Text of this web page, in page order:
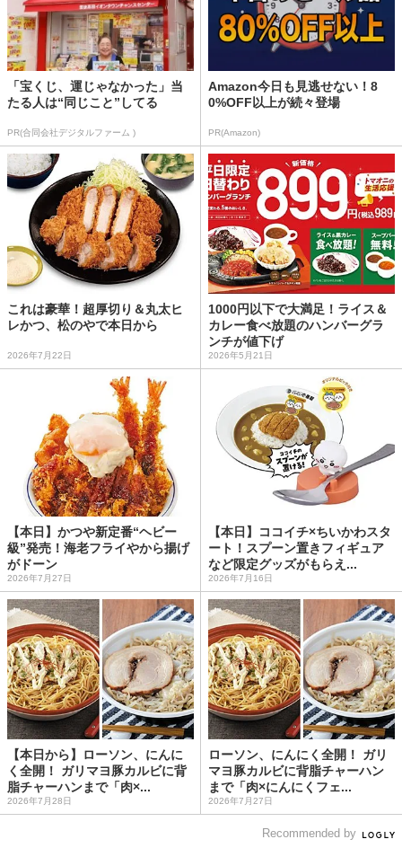
「宝くじ、運じゃなかった」当
たる人は“同じこと”してる
PR(合同会社デジタルファーム )
Amazon今日も見逃せない！8
0%OFF以上が続々登場
PR(Amazon)
これは豪華！超厚切り＆丸太ヒ
レかつ、松のやで本日から
2026年7月22日
1000円以下で大満足！ライス＆
カレー食べ放題のハンバーグラ
ンチが値下げ
2026年5月21日
【本日】かつや新定番“ヘビー
級”発売！海老フライやから揚げ
がドーン
2026年7月27日
【本日】ココイチ×ちいかわスタ
ート！スプーン置きフィギュア
など限定グッズがもらえ...
2026年7月16日
【本日から】ローソン、にんに
く全開！ ガリマヨ豚カルビに背
脂チャーハンまで「肉×...
2026年7月28日
ローソン、にんにく全開！ ガリ
マヨ豚カルビに背脂チャーハン
まで「肉×にんにくフェ...
2026年7月27日
Recommended by